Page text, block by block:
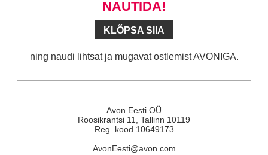
NAUTIDA!
KLÕPSA SIIA
ning naudi lihtsat ja mugavat ostlemist AVONIGA.
Avon Eesti OÜ
Roosikrantsi 11, Tallinn 10119
Reg. kood 10649173
AvonEesti@avon.com